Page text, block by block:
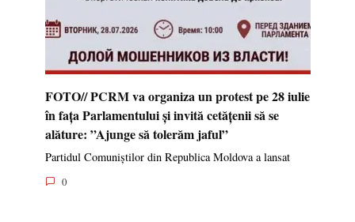
FOTO// PCRM va organiza un protest pe 28 iulie
în fața Parlamentului și invită cetățenii să se
alăture: ”Ajunge să tolerăm jaful”
Partidul Comuniștilor din Republica Moldova a lansat
0